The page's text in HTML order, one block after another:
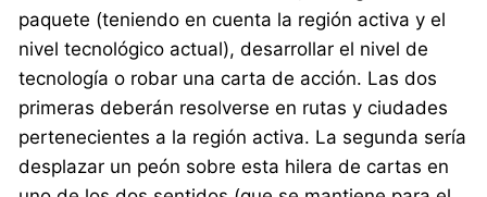
paquete (teniendo en cuenta la región activa y el
nivel tecnológico actual), desarrollar el nivel de
tecnología o robar una carta de acción. Las dos
primeras deberán resolverse en rutas y ciudades
pertenecientes a la región activa. La segunda sería
desplazar un peón sobre esta hilera de cartas en